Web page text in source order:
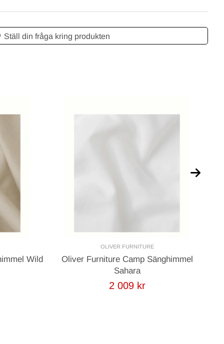
Ställ din fråga kring produkten
Wild
OLIVER FURNITURE
Oliver Furniture Camp Sänghimmel
Sahara
2 009 kr